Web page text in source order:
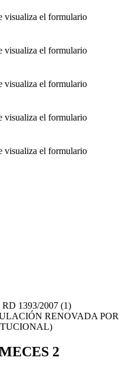
visualiza el formulario
visualiza el formulario
visualiza el formulario
visualiza el formulario
visualiza el formulario
1393/2007 (1)
RENOVADA POR
2